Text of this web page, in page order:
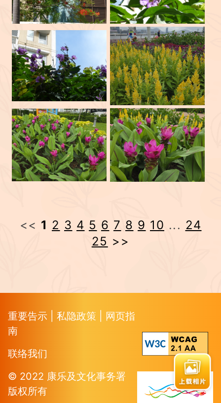
<< 1 2 3 4 5 6 7 8 9 10 ... 24
25 >>
重要告示 私隐政策
网页指
南
联络我们
© 2022 康乐及文化事务署
版权所有